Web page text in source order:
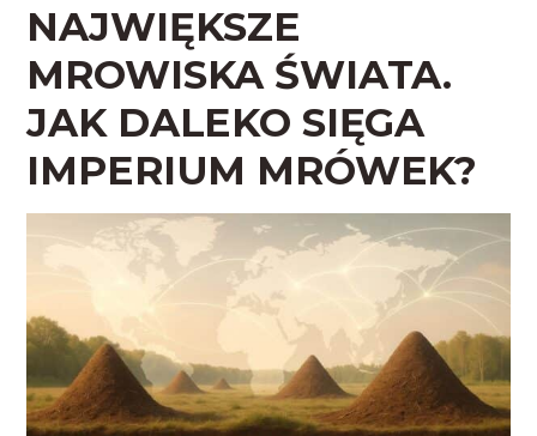
NAJWIĘKSZE
MROWISKA ŚWIATA.
JAK DALEKO SIĘGA
IMPERIUM MRÓWEK?